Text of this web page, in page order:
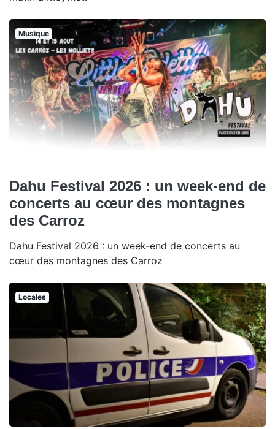
Musique
Dahu Festival 2026 : un week-end de
concerts au cœur des montagnes
des Carroz
Dahu Festival 2026 : un week-end de concerts au
cœur des montagnes des Carroz
Locales